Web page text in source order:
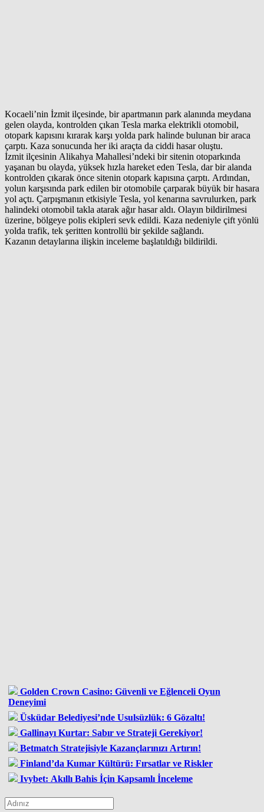
Kocaeli’nin İzmit ilçesinde, bir apartmanın park alanında meydana
gelen olayda, kontrolden çıkan Tesla marka elektrikli otomobil,
otopark kapısını kırarak karşı yolda park halinde bulunan bir araca
çarptı. Kaza sonucunda her iki araçta da ciddi hasar oluştu.
İzmit ilçesinin Alikahya Mahallesi’ndeki bir sitenin otoparkında
yaşanan bu olayda, yüksek hızla hareket eden Tesla, dar bir alanda
kontrolden çıkarak önce sitenin otopark kapısına çarptı. Ardından,
yolun karşısında park edilen bir otomobile çarparak büyük bir hasara
yol açtı. Çarpışmanın etkisiyle Tesla, yol kenarına savrulurken, park
halindeki otomobil takla atarak ağır hasar aldı. Olayın bildirilmesi
üzerine, bölgeye polis ekipleri sevk edildi. Kaza nedeniyle çift yönlü
yolda trafik, tek şeritten kontrollü bir şekilde sağlandı.
Kazanın detaylarına ilişkin inceleme başlatıldığı bildirildi.
Golden Crown Casino: Güvenli ve Eğlenceli Oyun
Deneyimi
Üsküdar Belediyesi’nde Usulsüzlük: 6 Gözaltı!
Gallinayı Kurtar: Sabır ve Strateji Gerekiyor!
Betmatch Stratejisiyle Kazançlarınızı Artırın!
Finland’da Kumar Kültürü: Fırsatlar ve Riskler
Ivybet: Akıllı Bahis İçin Kapsamlı İnceleme